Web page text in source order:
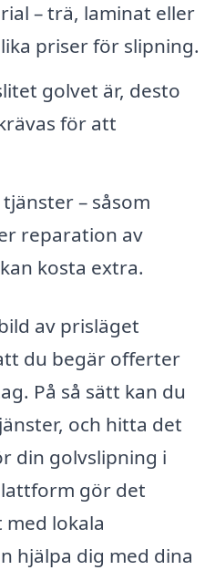
– trä, laminat eller
priser för slipning.
golvet är, desto
för att
– såsom
reparation av
kosta extra.
av prisläget
du begär offerter
På så sätt kan du
och hitta det
din golvslipning i
gör det
lokala
hjälpa dig med dina